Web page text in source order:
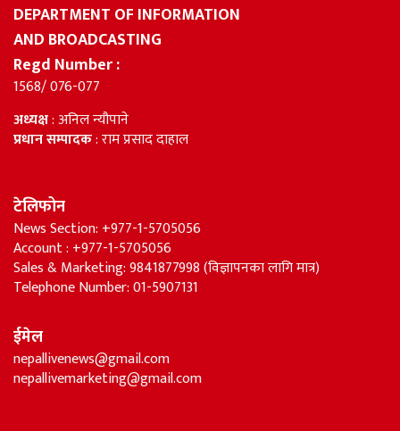
DEPARTMENT OF INFORMATION
AND BROADCASTING
Regd Number :
1568/ 076-077
अध्यक्ष: अनिल न्यौपाने
प्रधान सम्पादक: राम प्रसाद दाहाल
टेलिफोन
News Section: +977-1-5705056
Account : +977-1-5705056
Sales & Marketing: 9841877998 (विज्ञापनका लागि मात्र)
Telephone Number: 01-5907131
ईमेल
nepallivenews@gmail.com
nepallivemarketing@gmail.com